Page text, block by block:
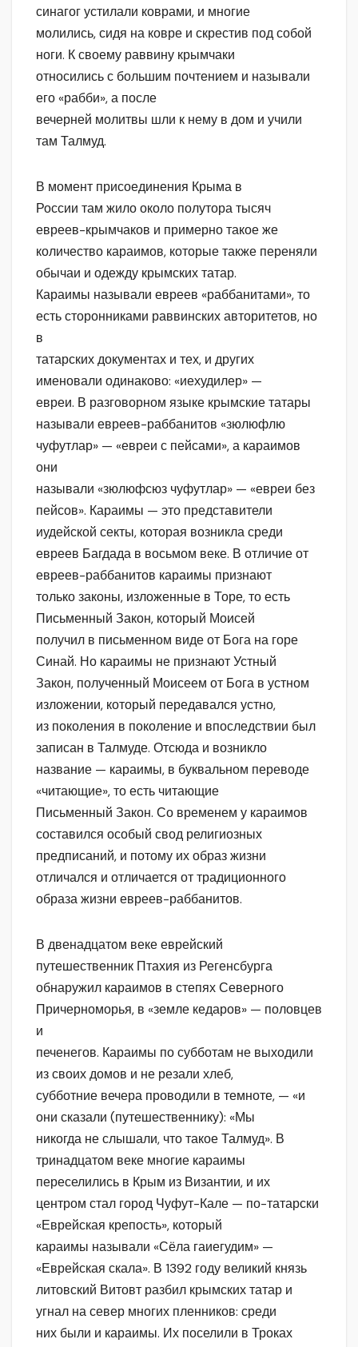
синагог устилали коврами, и многие
молились, сидя на ковре и скрестив под собой
ноги. К своему раввину крымчаки
относились с большим почтением и называли
его «рабби», а после
вечерней молитвы шли к нему в дом и учили
там Талмуд.
В момент присоединения Крыма в
России там жило около полутора тысяч
евреев-крымчаков и примерно такое же
количество караимов, которые также переняли
обычаи и одежду крымских татар.
Караимы называли евреев «раббанитами», то
есть сторонниками раввинских авторитетов, но
в
татарских документах и тех, и других
именовали одинаково: «иехудилер» —
евреи. В разговорном языке крымские татары
называли евреев-раббанитов «зюлюфлю
чуфутлар» — «евреи с пейсами», а караимов
они
называли «зюлюфсюз чуфутлар» — «евреи без
пейсов». Караимы — это представители
иудейской секты, которая возникла среди
евреев Багдада в восьмом веке. В отличие от
евреев-раббанитов караимы признают
только законы, изложенные в Торе, то есть
Письменный Закон, который Моисей
получил в письменном виде от Бога на горе
Синай. Но караимы не признают Устный
Закон, полученный Моисеем от Бога в устном
изложении, который передавался устно,
из поколения в поколение и впоследствии был
записан в Талмуде. Отсюда и возникло
название — караимы, в буквальном переводе
«читающие», то есть читающие
Письменный Закон. Со временем у караимов
составился особый свод религиозных
предписаний, и потому их образ жизни
отличался и отличается от традиционного
образа жизни евреев-раббанитов.
В двенадцатом веке еврейский
путешественник Птахия из Регенсбурга
обнаружил караимов в степях Северного
Причерноморья, в «земле кедаров» — половцев
и
печенегов. Караимы по субботам не выходили
из своих домов и не резали хлеб,
субботние вечера проводили в темноте, — «и
они сказали (путешественнику): «Мы
никогда не слышали, что такое Талмуд». В
тринадцатом веке многие караимы
переселились в Крым из Византии, и их
центром стал город Чуфут-Кале — по-татарски
«Еврейская крепость», который
караимы называли «Сёла гаиегудим» —
«Еврейская скала». В 1392 году великий князь
литовский Витовт разбил крымских татар и
угнал на север многих пленников: среди
них были и караимы. Их поселили в Троках